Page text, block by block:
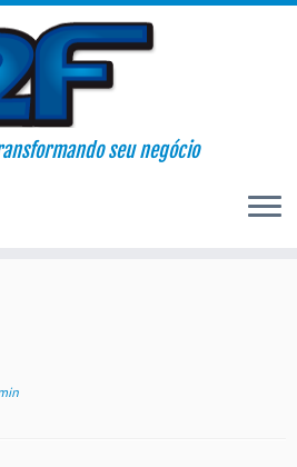
seu negócio